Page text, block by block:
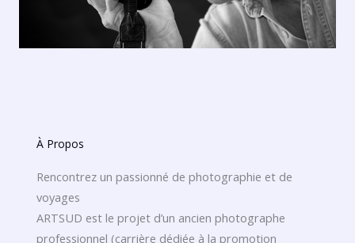
À Propos
Rencontrez un passionné de photographie et de
voyages
ARTSUD est le projet d’un ancien photographe
professionnel (carrière dédiée à la promotion